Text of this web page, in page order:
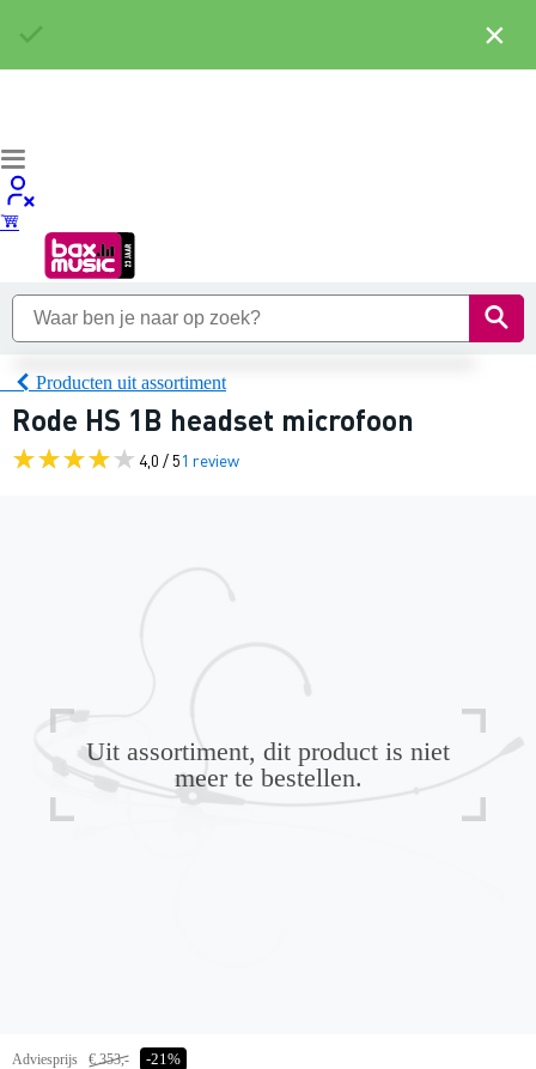
Producten uit assortiment
Rode HS 1B headset microfoon
4,0 / 51 review
Uit assortiment, dit product is niet
meer te bestellen.
Adviesprijs € 353,- -21%
×